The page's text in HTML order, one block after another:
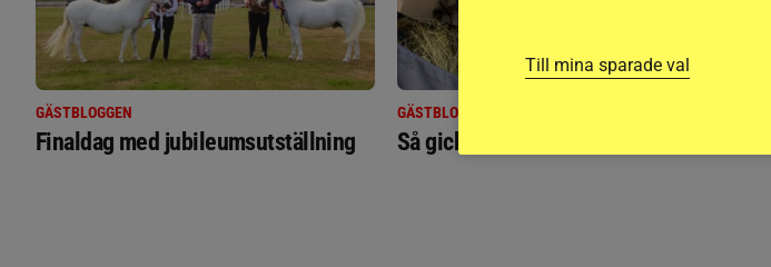
GÄSTBLOGGEN
Finaldag med jubileumsutställning
GÄSTBLOGGEN
Så gick det på helgens utställning
Till mina sparade val